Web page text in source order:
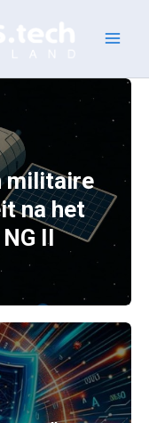
militaire
na het
II